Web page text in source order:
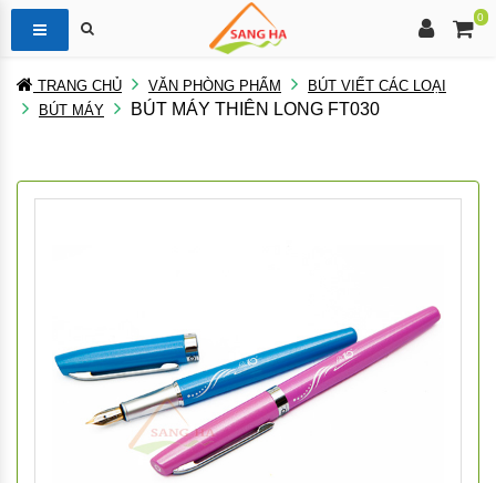
0
TRANG CHỦ VĂN PHÒNG PHẨM
BÚT VIẾT CÁC LOẠI
BÚT MÁY
BÚT MÁY THIÊN LONG FT030